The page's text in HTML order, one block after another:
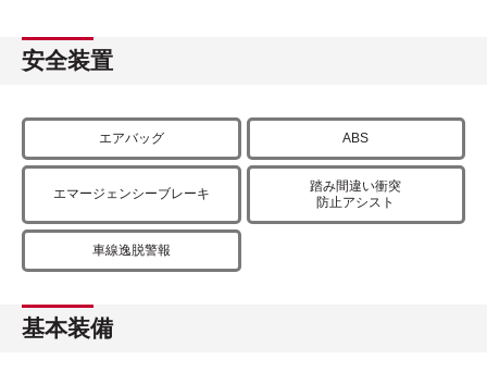
安全装置
エアバッグ ABS
エマージェンシーブレーキ
踏み間違い衝突
防止アシスト
車線逸脱警報
基本装備